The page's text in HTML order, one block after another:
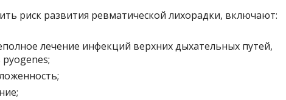
риск развития ревматической лихорадки, включают:
лечение инфекций верхних дыхательных путей,